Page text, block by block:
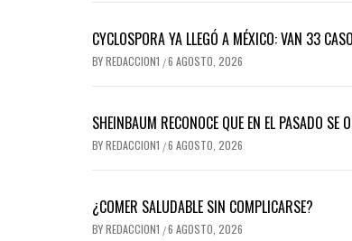
CYCLOSPORA YA LLEGÓ A MÉXICO: VAN 33
BYREDACCION1 /6 AGOSTO, 2026
SHEINBAUM RECONOCE QUE EN EL PASADO
BYREDACCION1 /6 AGOSTO, 2026
¿COMER SALUDABLE SIN COMPLICARSE?
BYREDACCION1 /6 AGOSTO, 2026